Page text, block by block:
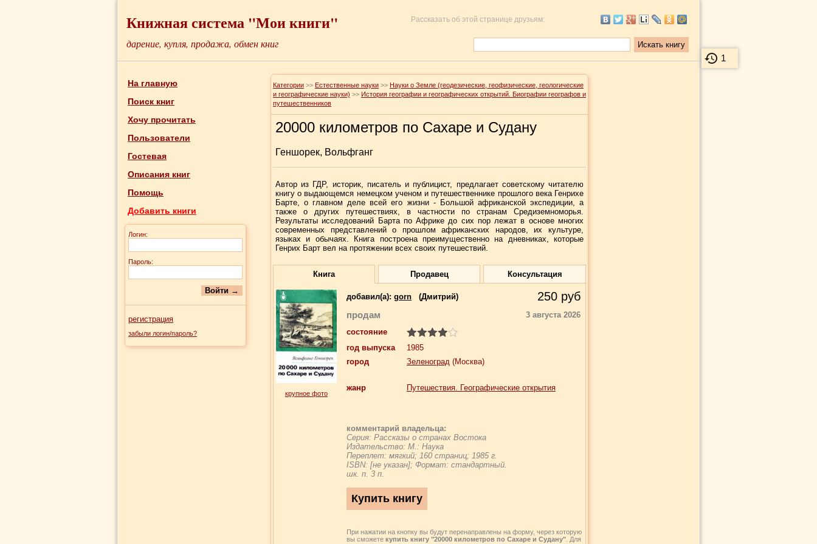
1
Книжная система "Мои книги" Рассказать об этой странице друзьям:
дарение, купля, продажа, обмен книг
На главную
Поиск книг
Хочу прочитать
Пользователи
Гостевая
Описания книг
Помощь
Добавить книги
Логин:
Пароль:
регистрация
забыли логин/пароль?
Категории >> Естественные науки >> Науки о Земле (геодезические, геофизические, геологические
и географические науки) >> История географии и географических открытий. Биографии географов и
путешественников
20000 километров по Сахаре и Судану
Геншорек, Вольфганг
Автор из ГДР, историк, писатель и публицист, предлагает советскому читателю
книгу о выдающемся немецком ученом и путешественнике прошлого века Генрихе
Барте, о главном деле всей его жизни - Большой африканской экспедиции, а
также о других путешествиях, в частности по странам Средиземноморья.
Результаты исследований Барта по Африке до сих пор лежат в основе многих
современных представлений о прошлом африканских народов, их культуре,
языках и обычаях. Книга построена преимущественно на дневниках, которые
Генрих Барт вел на протяжении всех своих путешествий.
Книга Продавец Консультация
крупное фото
добавил(a): gorn (Дмитрий) 250 руб
продам
3 августа 2026
состояние
год выпуска
1985
город
Зеленоград (Москва)
жанр Путешествия. Географические открытия
комментарий владельца:
Серия: Рассказы о странах Востока
Издательство: М.: Наука
Переплет: мягкий; 160 страниц; 1985 г.
ISBN: [не указан]; Формат: стандартный.
шк. п. 3 п.
При нажатии на кнопку вы будут перенаправлены на форму, через которую
вы сможете купить книгу "20000 километров по Сахаре и Судану" . Для